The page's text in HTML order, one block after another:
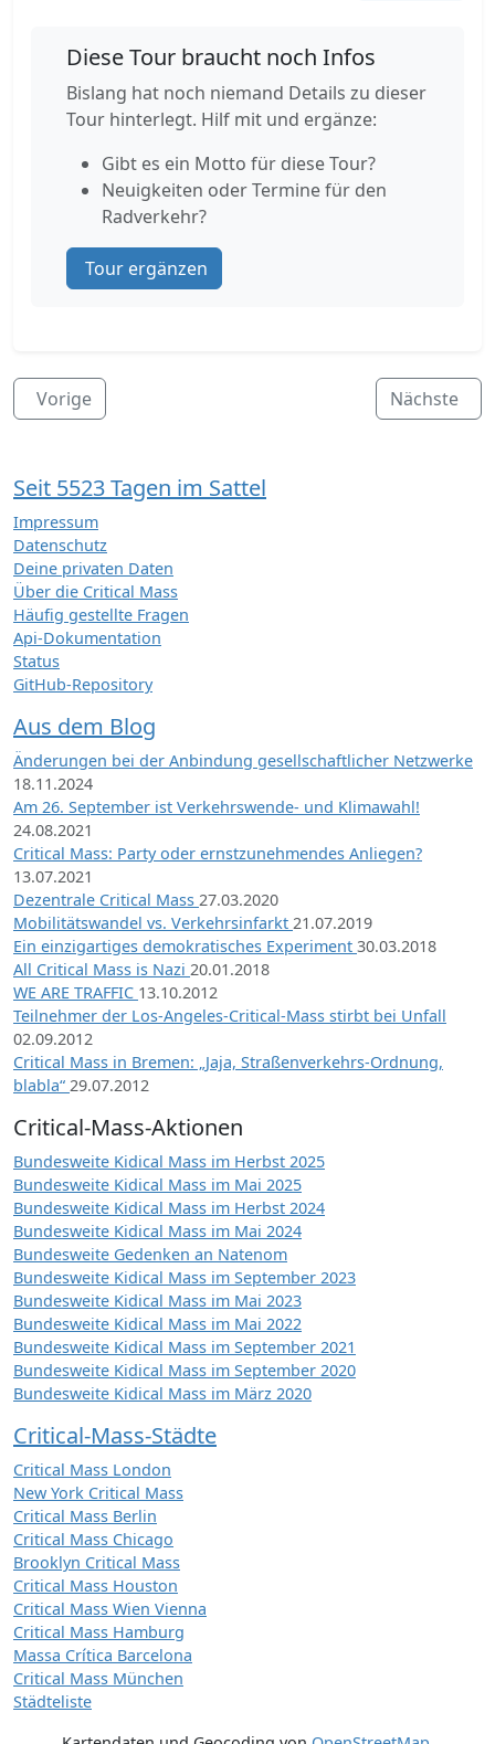
Diese Tour braucht noch Infos
Bislang hat noch niemand Details zu dieser
Tour hinterlegt. Hilf mit und ergänze:
Gibt es ein Motto für diese Tour?
Neuigkeiten oder Termine für den
Radverkehr?
Tour ergänzen
Vorige Nächste
Seit 5523 Tagen im Sattel
Impressum
Datenschutz
Deine privaten Daten
Über die Critical Mass
Häufig gestellte Fragen
Api-Dokumentation
Status
GitHub-Repository
Aus dem Blog
Änderungen bei der Anbindung gesellschaftlicher Netzwerke
18.11.2024
Am 26. September ist Verkehrswende- und Klimawahl!
24.08.2021
Critical Mass: Party oder ernstzunehmendes Anliegen?
13.07.2021
Dezentrale Critical Mass 27.03.2020
Mobilitätswandel vs. Verkehrsinfarkt 21.07.2019
Ein einzigartiges demokratisches Experiment 30.03.2018
All Critical Mass is Nazi 20.01.2018
WE ARE TRAFFIC 13.10.2012
Teilnehmer der Los-Angeles-Critical-Mass stirbt bei Unfall
02.09.2012
Critical Mass in Bremen: „Jaja, Straßenverkehrs-Ordnung,
blabla“ 29.07.2012
Critical-Mass-Aktionen
Bundesweite Kidical Mass im Herbst 2025
Bundesweite Kidical Mass im Mai 2025
Bundesweite Kidical Mass im Herbst 2024
Bundesweite Kidical Mass im Mai 2024
Bundesweite Gedenken an Natenom
Bundesweite Kidical Mass im September 2023
Bundesweite Kidical Mass im Mai 2023
Bundesweite Kidical Mass im Mai 2022
Bundesweite Kidical Mass im September 2021
Bundesweite Kidical Mass im September 2020
Bundesweite Kidical Mass im März 2020
Critical-Mass-Städte
Critical Mass London
New York Critical Mass
Critical Mass Berlin
Critical Mass Chicago
Brooklyn Critical Mass
Critical Mass Houston
Critical Mass Wien Vienna
Critical Mass Hamburg
Massa Crítica Barcelona
Critical Mass München
Städteliste